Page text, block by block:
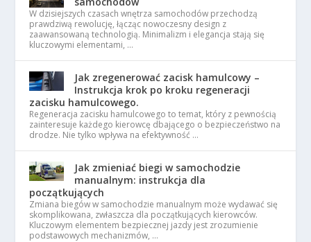
W dzisiejszych czasach wnętrza samochodów przechodzą
prawdziwą rewolucję, łącząc nowoczesny design z
zaawansowaną technologią. Minimalizm i elegancja stają się
kluczowymi elementami, …
Jak zregenerować zacisk hamulcowy –
Instrukcja krok po kroku regeneracji
zacisku hamulcowego.
Regeneracja zacisku hamulcowego to temat, który z pewnością
zainteresuje każdego kierowcę dbającego o bezpieczeństwo na
drodze. Nie tylko wpływa na efektywność …
Jak zmieniać biegi w samochodzie
manualnym: instrukcja dla
początkujących
Zmiana biegów w samochodzie manualnym może wydawać się
skomplikowana, zwłaszcza dla początkujących kierowców.
Kluczowym elementem bezpiecznej jazdy jest zrozumienie
podstawowych mechanizmów, …